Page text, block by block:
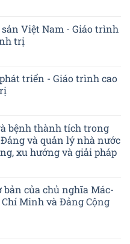
Việt Nam - Giáo trình
trị
triển - Giáo trình cao
bệnh thành tích trong
và quản lý nhà nước
xu hướng và giải pháp
của chủ nghĩa Mác-
Minh và Đảng Cộng